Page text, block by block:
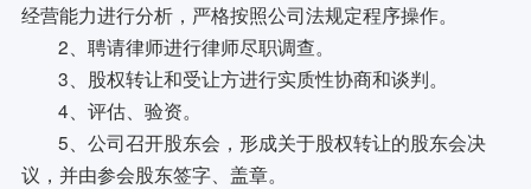
经营能力进行分析，严格按照公司法规定程序操作。
2、聘请律师进行律师尽职调查。
3、股权转让和受让方进行实质性协商和谈判。
4、评估、验资。
5、公司召开股东会，形成关于股权转让的股东会决
议，并由参会股东签字、盖章。